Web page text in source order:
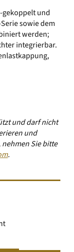
gekoppelt und
sowie dem
werden;
integrierbar.
und darf nicht
und
Sie bitte
.